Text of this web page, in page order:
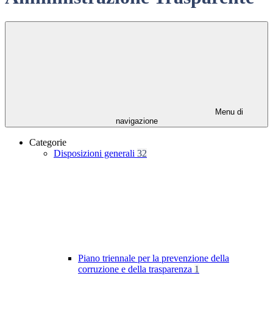
Menu di
navigazione
Categorie
Disposizioni generali 32
Piano triennale per la prevenzione della
corruzione e della trasparenza 1